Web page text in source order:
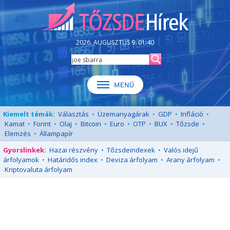
2026. AUGUSZTUS 9. 01:40
Kiemelt témák: Választás • Üzemanyagárak • GDP • Infláció •
Kamat • Forint • Olaj • Bitcoin • Euro • OTP • BUX • Tőzsde •
Elemzés • Állampapír
Gyorslinkek: Hazai részvény • Tőzsdeindexek • Valós idejű
árfolyamok • Határidős index • Deviza árfolyam • Arany árfolyam •
Kriptovaluta árfolyam